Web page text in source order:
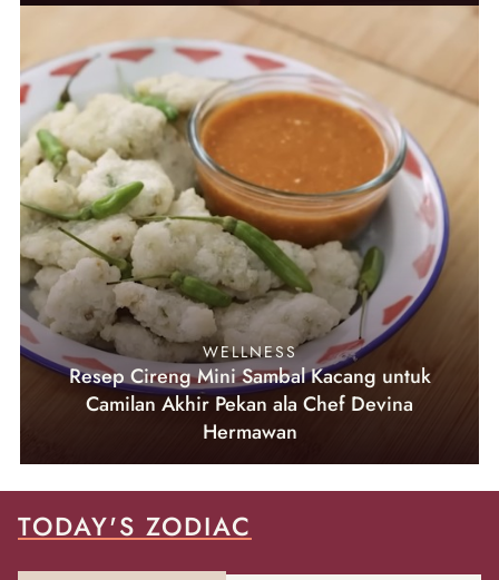
WELLNESS
Resep Cireng Mini Sambal Kacang untuk
Camilan Akhir Pekan ala Chef Devina
Hermawan
TODAY'S ZODIAC